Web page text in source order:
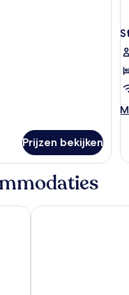
Prijzen bekijken
The Jubilee Hotel